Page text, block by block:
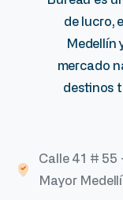
de lucro,
Medellín
mercado
destinos
Calle 41 # 55
Mayor